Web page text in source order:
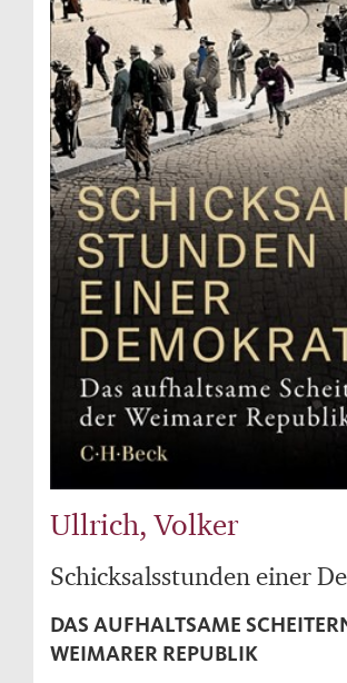
Ullrich, Volker
Schicksalsstunden einer
DAS AUFHALTSAME
WEIMARER REPUBLIK